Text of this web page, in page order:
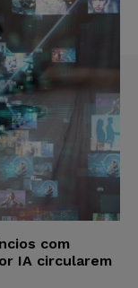
com
IA circularem